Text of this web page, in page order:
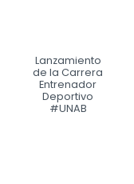
Lanzamiento
de la Carrera
Entrenador
Deportivo
#UNAB